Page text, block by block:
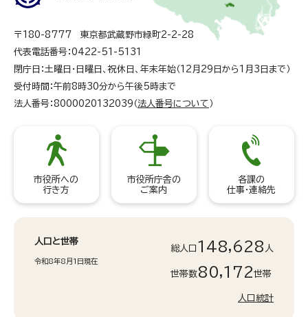
〒180-8777 東京都武蔵野市緑町2-2-28
代表電話番号：0422-51-5131
閉庁日：土曜日・日曜日、祝休日、年末年始（12月29日から1月3日まで）
受付時間：午前8時30分から午後5時まで
法人番号：8000020132039（ 法人番号について ）
市役所への
行き方
市役所庁舎の
ご案内
各課の
仕事・連絡先
人口と世帯
令和8年8月1日現在
総人口 148,628 人
世帯数80,172世帯
人口統計